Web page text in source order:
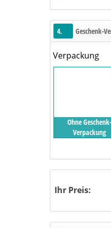
4. Geschenk-
Verpackung
Ohne Geschenk-
Verpackung
Ihr Preis: